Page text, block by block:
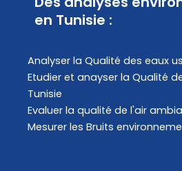
en Tunisie :
Analyser la Qualité des eaux
Etudier et anayser la Qualité
Tunisie
Evaluer la qualité de l'air
Mesurer les Bruits